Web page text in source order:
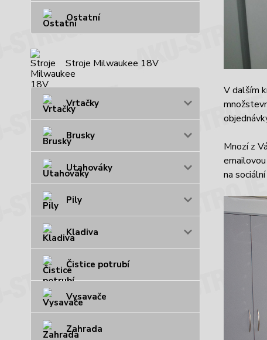
Ostatní
Stroje Milwaukee 18V
Vrtačky
Brusky
Utahováky
Pily
Kladiva
Čistice potrubí
Vysavače
Zahrada
V dalším
Mnozí z
na